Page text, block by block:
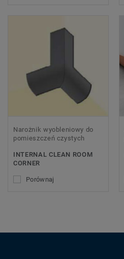
Narożnik wyobleniowy do
pomieszczeń czystych
INTERNAL CLEAN ROOM
CORNER
Porównaj